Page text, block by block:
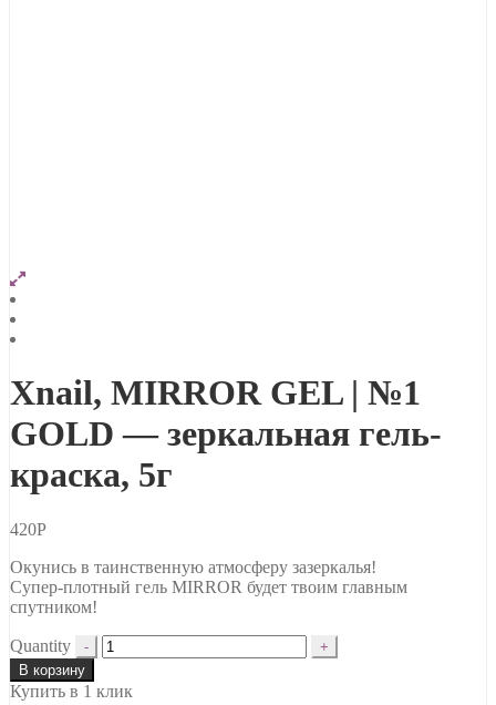
Xnail, MIRROR GEL | №1
GOLD — зеркальная гель-
краска, 5г
420Р
Окунись в таинственную атмосферу зазеркалья!
Супер-плотный гель MIRROR будет твоим главным
спутником!
Quantity
В корзину
Купить в 1 клик